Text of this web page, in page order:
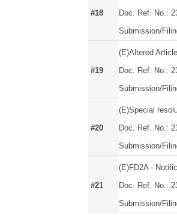
#18
Doc. Ref. No.:
Submission/
#19
(E)Altered
Doc. Ref. No.:
Submission/
#20
(E)Special
Doc. Ref. No.:
Submission/
#21
(E)FD2A -
Doc. Ref. No.:
Submission/